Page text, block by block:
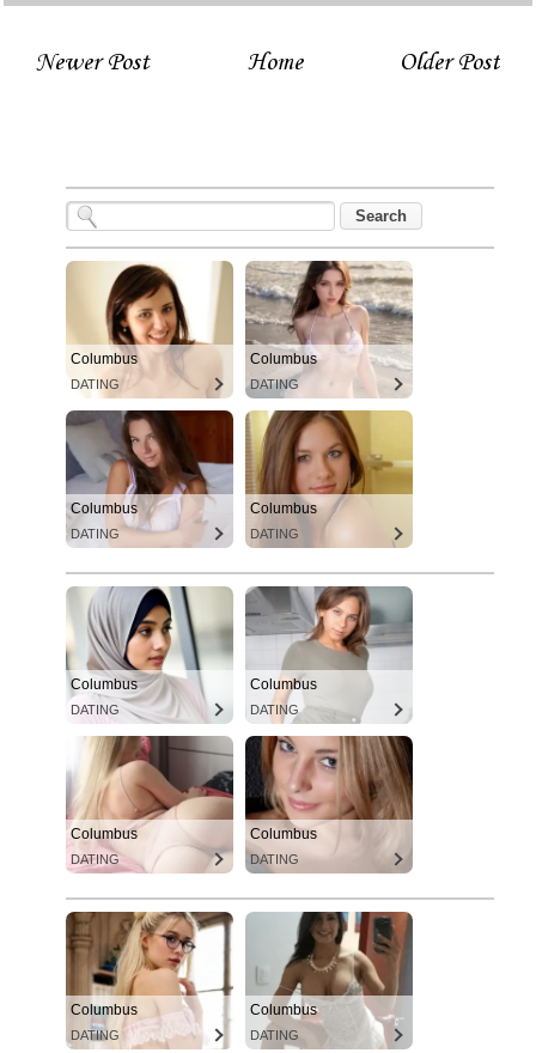
Newer Post Older Post
Home
Columbus
DATING
Columbus
DATING
Columbus
DATING
Columbus
DATING
Columbus
DATING
Columbus
DATING
Columbus
DATING
Columbus
DATING
Columbus
DATING
Columbus
DATING